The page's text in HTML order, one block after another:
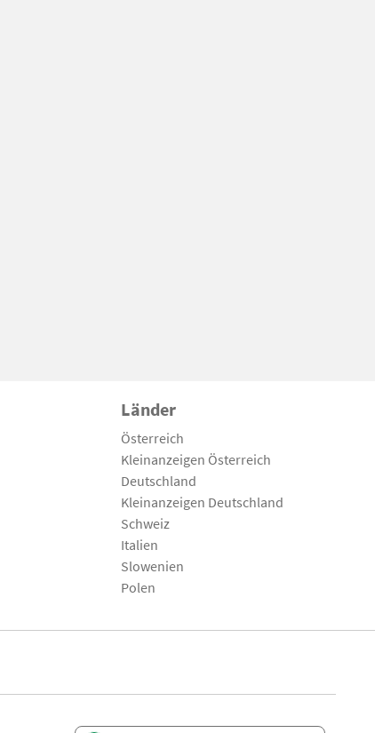
Länder
Österreich
Kleinanzeigen Österreich
Deutschland
Kleinanzeigen Deutschland
Schweiz
Italien
Slowenien
Polen